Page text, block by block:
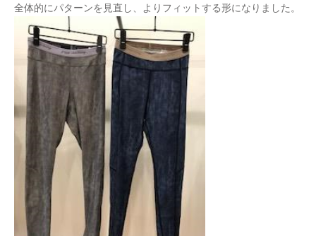
全体的にパターンを見直し、よりフィットする形になりました。